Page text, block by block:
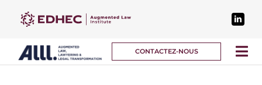
CONTACTEZ-NOUS